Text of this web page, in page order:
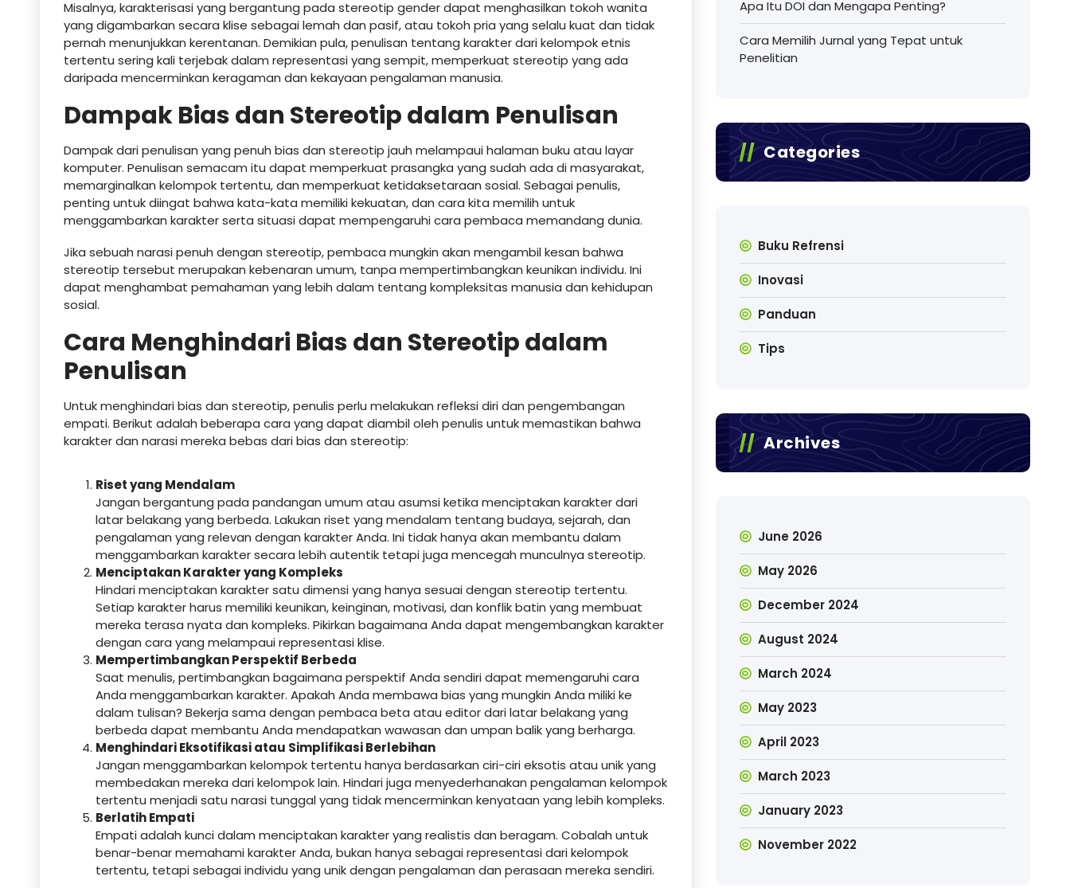
Misalnya, karakterisasi yang bergantung pada stereotip gender dapat menghasilkan tokoh wanita
yang digambarkan secara klise sebagai lemah dan pasif, atau tokoh pria yang selalu kuat dan tidak
pernah menunjukkan kerentanan. Demikian pula, penulisan tentang karakter dari kelompok etnis
tertentu sering kali terjebak dalam representasi yang sempit, memperkuat stereotip yang ada
daripada mencerminkan keragaman dan kekayaan pengalaman manusia.
Dampak Bias dan Stereotip dalam Penulisan
Dampak dari penulisan yang penuh bias dan stereotip jauh melampaui halaman buku atau layar
komputer. Penulisan semacam itu dapat memperkuat prasangka yang sudah ada di masyarakat,
memarginalkan kelompok tertentu, dan memperkuat ketidaksetaraan sosial. Sebagai penulis,
penting untuk diingat bahwa kata-kata memiliki kekuatan, dan cara kita memilih untuk
menggambarkan karakter serta situasi dapat mempengaruhi cara pembaca memandang dunia.
Jika sebuah narasi penuh dengan stereotip, pembaca mungkin akan mengambil kesan bahwa
stereotip tersebut merupakan kebenaran umum, tanpa mempertimbangkan keunikan individu. Ini
dapat menghambat pemahaman yang lebih dalam tentang kompleksitas manusia dan kehidupan
sosial.
Cara Menghindari Bias dan Stereotip dalam
Penulisan
Untuk menghindari bias dan stereotip, penulis perlu melakukan refleksi diri dan pengembangan
empati. Berikut adalah beberapa cara yang dapat diambil oleh penulis untuk memastikan bahwa
karakter dan narasi mereka bebas dari bias dan stereotip:
Riset yang Mendalam
Jangan bergantung pada pandangan umum atau asumsi ketika menciptakan karakter dari
latar belakang yang berbeda. Lakukan riset yang mendalam tentang budaya, sejarah, dan
pengalaman yang relevan dengan karakter Anda. Ini tidak hanya akan membantu dalam
menggambarkan karakter secara lebih autentik tetapi juga mencegah munculnya stereotip.
Menciptakan Karakter yang Kompleks
Hindari menciptakan karakter satu dimensi yang hanya sesuai dengan stereotip tertentu.
Setiap karakter harus memiliki keunikan, keinginan, motivasi, dan konflik batin yang membuat
mereka terasa nyata dan kompleks. Pikirkan bagaimana Anda dapat mengembangkan karakter
dengan cara yang melampaui representasi klise.
Mempertimbangkan Perspektif Berbeda
Saat menulis, pertimbangkan bagaimana perspektif Anda sendiri dapat memengaruhi cara
Anda menggambarkan karakter. Apakah Anda membawa bias yang mungkin Anda miliki ke
dalam tulisan? Bekerja sama dengan pembaca beta atau editor dari latar belakang yang
berbeda dapat membantu Anda mendapatkan wawasan dan umpan balik yang berharga.
Menghindari Eksotifikasi atau Simplifikasi Berlebihan
Jangan menggambarkan kelompok tertentu hanya berdasarkan ciri-ciri eksotis atau unik yang
membedakan mereka dari kelompok lain. Hindari juga menyederhanakan pengalaman kelompok
tertentu menjadi satu narasi tunggal yang tidak mencerminkan kenyataan yang lebih kompleks.
Berlatih Empati
Empati adalah kunci dalam menciptakan karakter yang realistis dan beragam. Cobalah untuk
benar-benar memahami karakter Anda, bukan hanya sebagai representasi dari kelompok
tertentu, tetapi sebagai individu yang unik dengan pengalaman dan perasaan mereka sendiri.
Apa Itu DOI dan Mengapa Penting?
Cara Memilih Jurnal yang Tepat untuk
Penelitian
Categories
Buku Refrensi
Inovasi
Panduan
Tips
Archives
June 2026
May 2026
December 2024
August 2024
March 2024
May 2023
April 2023
March 2023
January 2023
November 2022